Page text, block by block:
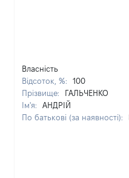
Власність
Відсоток, %:
100
Прізвище:
ГАЛЬЧЕНКО
Ім'я:
АНДРІЙ
По батькові (за наявності):